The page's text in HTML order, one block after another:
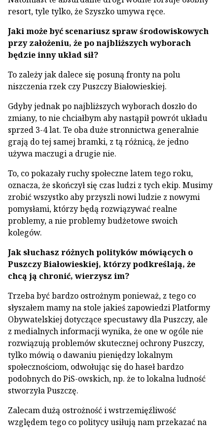
resort, tyle tylko, że Szyszko umywa ręce.
Jaki może być scenariusz spraw środowiskowych
przy założeniu, że po najbliższych wyborach
będzie inny układ sił?
To zależy jak dalece się posuną fronty na polu
niszczenia rzek czy Puszczy Białowieskiej.
Gdyby jednak po najbliższych wyborach doszło do
zmiany, to nie chciałbym aby nastąpił powrót układu
sprzed 3-4 lat. Te oba duże stronnictwa generalnie
grają do tej samej bramki, z tą różnicą, że jedno
używa maczugi a drugie nie.
To, co pokazały ruchy społeczne latem tego roku,
oznacza, że skończył się czas ludzi z tych ekip. Musimy
zrobić wszystko aby przyszli nowi ludzie z nowymi
pomysłami, którzy będą rozwiązywać realne
problemy, a nie problemy budżetowe swoich
kolegów.
Jak słuchasz różnych polityków mówiących o
Puszczy Białowieskiej, którzy podkreślają, że
chcą ją chronić, wierzysz im?
Trzeba być bardzo ostrożnym ponieważ, z tego co
słyszałem mamy na stole jakieś zapowiedzi Platformy
Obywatelskiej dotyczące specustawy dla Puszczy, ale
z medialnych informacji wynika, że one w ogóle nie
rozwiązują problemów skutecznej ochrony Puszczy,
tylko mówią o dawaniu pieniędzy lokalnym
społecznościom, odwołując się do haseł bardzo
podobnych do PiS-owskich, np. że to lokalna ludność
stworzyła Puszczę.
Zalecam dużą ostrożność i wstrzemięźliwość
względem tego co politycy usiłują nam przekazać na